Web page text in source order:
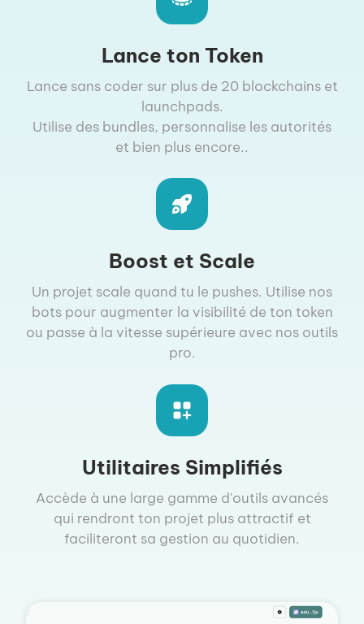
Lance ton Token
Lance sans coder sur plus de 20 blockchains et
launchpads.
Utilise des bundles, personnalise les autorités
et bien plus encore..
Boost et Scale
Un projet scale quand tu le pushes. Utilise nos
bots pour augmenter la visibilité de ton token
ou passe à la vitesse supérieure avec nos outils
pro.
Utilitaires Simplifiés
Accède à une large gamme d'outils avancés
qui rendront ton projet plus attractif et
faciliteront sa gestion au quotidien.